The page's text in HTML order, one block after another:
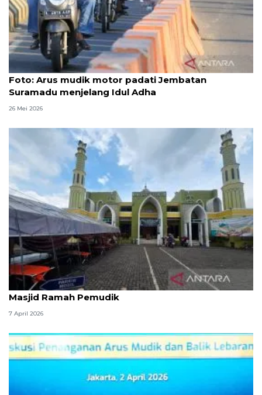
Foto
Foto: Arus mudik motor padati Jembatan
Suramadu menjelang Idul Adha
26 Mei 2026
Kemenag: 3,5 juta orang manfaatkan layanan
Masjid Ramah Pemudik
7 April 2026